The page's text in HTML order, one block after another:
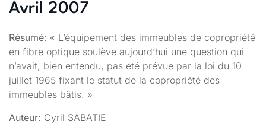
Avril 2007
Résumé: « L’équipement des immeubles de copropriété
en fibre optique soulève aujourd’hui une question qui
n’avait, bien entendu, pas été prévue par la loi du 10
juillet 1965 fixant le statut de la copropriété des
immeubles bâtis. »
Auteur: Cyril SABATIE